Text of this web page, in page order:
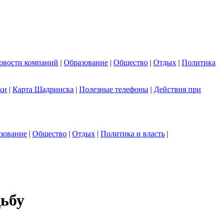
компаний | Образование | Общество | Отдых | Политика
| Карта Шадринска | Полезные телефоны | Действия при
| Общество | Отдых | Политика и власть |